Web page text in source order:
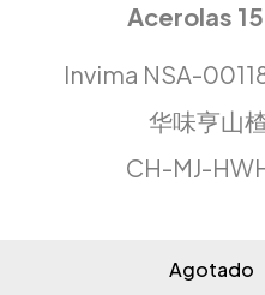
Acerolas
Invima NSA-
华味亨山
CH-MJ-
Agotado